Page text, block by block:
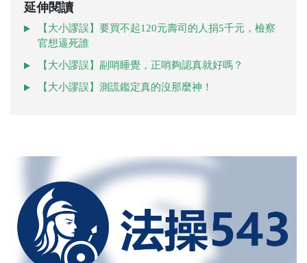
延伸閱讀
【大小謬誤】要買不起120元壽司的人捐5千元，檢察
官想逼死誰
【大小謬誤】副哨睡覺，正哨夠認真就好嗎？
【大小謬誤】測謊鑑定真的沒那麼神！